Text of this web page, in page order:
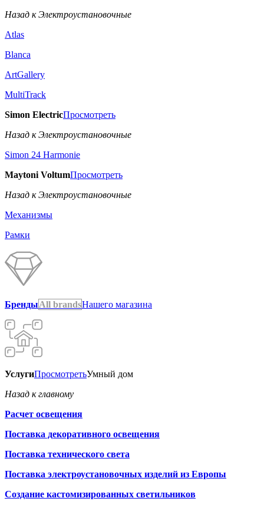
Назад к Электроустановочные
Atlas
Blanca
ArtGallery
MultiTrack
Simon ElectricПросмотреть
Назад к Электроустановочные
Simon 24 Harmonie
Maytoni VoltumПросмотреть
Назад к Электроустановочные
Механизмы
Рамки
БрендыAll brandsНашего магазина
УслугиПросмотретьУмный дом
Назад к главному
Расчет освещения
Поставка декоративного освещения
Поставка технического света
Поставка электроустановочных изделий из Европы
Создание кастомизированных светильников